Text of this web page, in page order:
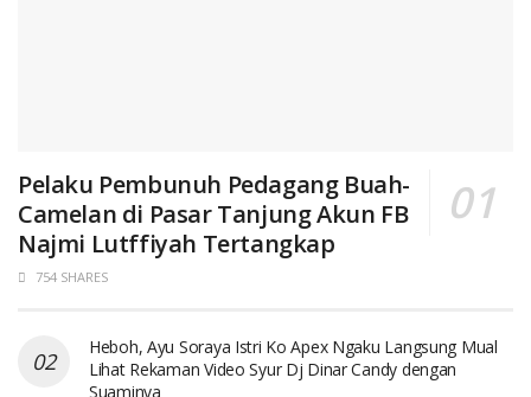
Pelaku Pembunuh Pedagang Buah-
Camelan di Pasar Tanjung Akun FB
Najmi Lutffiyah Tertangkap
754 SHARES
Heboh, Ayu Soraya Istri Ko Apex Ngaku Langsung Mual
Lihat Rekaman Video Syur Dj Dinar Candy dengan
Suaminya